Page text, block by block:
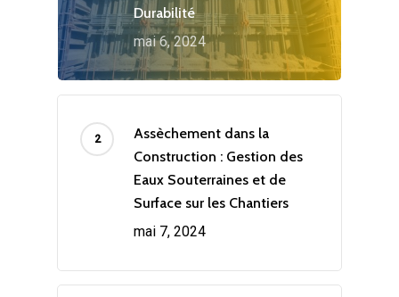
Durabilité
mai 6, 2024
Assèchement dans la
Construction : Gestion des
Eaux Souterraines et de
Surface sur les Chantiers
mai 7, 2024